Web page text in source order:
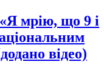
мрію, що 9 і
відео)